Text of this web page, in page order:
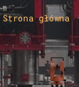
Strona główna